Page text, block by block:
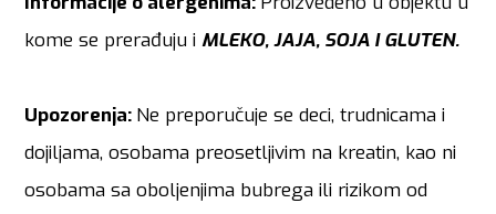
kome se prerađuju i MLEKO, JAJA, SOJA I GLUTEN.
Upozorenja: Ne preporučuje se deci, trudnicama i
dojiljama, osobama preosetljivim na kreatin, kao ni
osobama sa oboljenjima bubrega ili rizikom od